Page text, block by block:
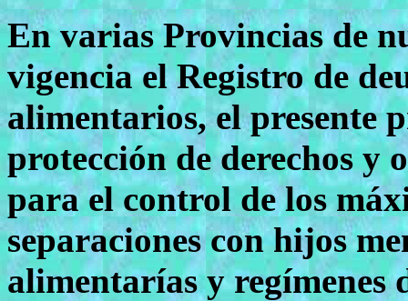
En varias Provincias de
vigencia el Registro de
alimentarios, el presente
protección de derechos y
para el control de los
separaciones con hijos
alimentarías y regímenes